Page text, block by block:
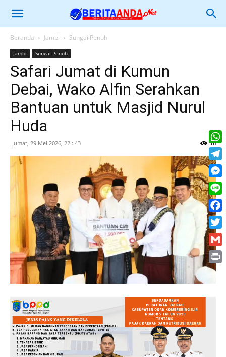
Beranda Jambi Sungai Penuh
Jambi Sungai Penuh
Safari Jumat di Kumun
Debai, Wako Alfin Serahkan
Bantuan untuk Masjid Nurul
Huda
Jumat, 29 Mei 2026, 22 : 43 16
Line
Print